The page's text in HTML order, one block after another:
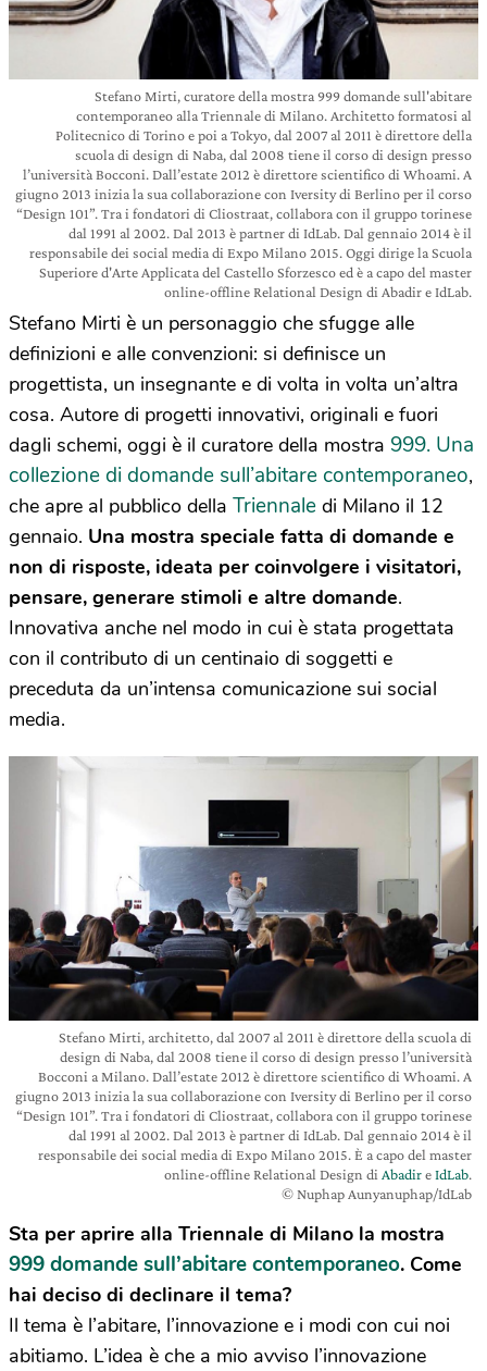
Stefano Mirti, curatore della mostra 999 domande sull'abitare
contemporaneo alla Triennale di Milano. Architetto formatosi al
Politecnico di Torino e poi a Tokyo, dal 2007 al 2011 è direttore della
scuola di design di Naba, dal 2008 tiene il corso di design presso
l’università Bocconi. Dall’estate 2012 è direttore scientifico di Whoami. A
giugno 2013 inizia la sua collaborazione con Iversity di Berlino per il corso
“Design 101”. Tra i fondatori di Cliostraat, collabora con il gruppo torinese
dal 1991 al 2002. Dal 2013 è partner di IdLab. Dal gennaio 2014 è il
responsabile dei social media di Expo Milano 2015. Oggi dirige la Scuola
Superiore d'Arte Applicata del Castello Sforzesco ed è a capo del master
online-offline Relational Design di Abadir e IdLab.
Stefano Mirti è un personaggio che sfugge alle
definizioni e alle convenzioni: si definisce un
progettista, un insegnante e di volta in volta un’altra
cosa. Autore di progetti innovativi, originali e fuori
dagli schemi, oggi è il curatore della mostra 999. Una
collezione di domande sull’abitare contemporaneo,
che apre al pubblico della Triennale di Milano il 12
gennaio. Una mostra speciale fatta di domande e
non di risposte, ideata per coinvolgere i visitatori,
pensare, generare stimoli e altre domande.
Innovativa anche nel modo in cui è stata progettata
con il contributo di un centinaio di soggetti e
preceduta da un’intensa comunicazione sui social
media.
Stefano Mirti, architetto, dal 2007 al 2011 è direttore della scuola di
design di Naba, dal 2008 tiene il corso di design presso l’università
Bocconi a Milano. Dall’estate 2012 è direttore scientifico di Whoami. A
giugno 2013 inizia la sua collaborazione con Iversity di Berlino per il corso
“Design 101”. Tra i fondatori di Cliostraat, collabora con il gruppo torinese
dal 1991 al 2002. Dal 2013 è partner di IdLab. Dal gennaio 2014 è il
responsabile dei social media di Expo Milano 2015. È a capo del master
online-offline Relational Design di AbadireIdLab.
© Nuphap Aunyanuphap/IdLab
Sta per aprire alla Triennale di Milano la mostra
999 domande sull’abitare contemporaneo. Come
hai deciso di declinare il tema?
Il tema è l’abitare, l’innovazione e i modi con cui noi
abitiamo. L’idea è che a mio avviso l’innovazione